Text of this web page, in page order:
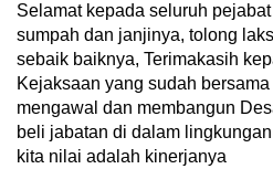
Selamat kepada seluruh
sumpah dan janjinya, tolong
sebaik baiknya, Terimakasih
Kejaksaan yang sudah
mengawal dan membangun
beli jabatan di dalam
kita nilai adalah kinerjanya